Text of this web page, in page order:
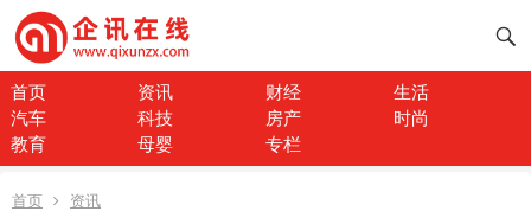
首页 资讯 财经
生活
汽车
科技 房产
时尚
教育
母婴 专栏
首页 资讯